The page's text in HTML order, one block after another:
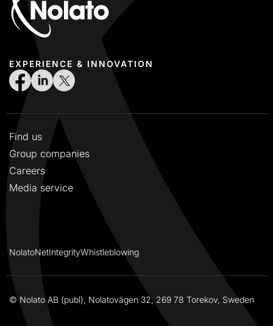
EXPERIENCE & INNOVATION
Find us
Group companies
Careers
Media service
NolatoNetIntegrityWhistleblowing
© Nolato AB (publ), Nolatovägen 32, 269 78 Torekov, Sweden